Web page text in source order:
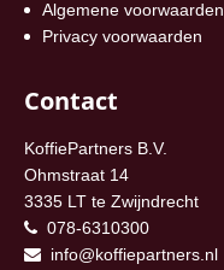
Algemene voorwaarden
Privacy voorwaarden
Contact
KoffiePartners B.V.
Ohmstraat 14
3335 LT te Zwijndrecht
078-6310300
info@koffiepartners.nl